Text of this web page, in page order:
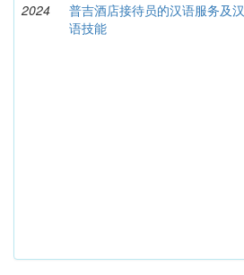
2024
普吉酒店接待员的汉语服务及汉
语技能